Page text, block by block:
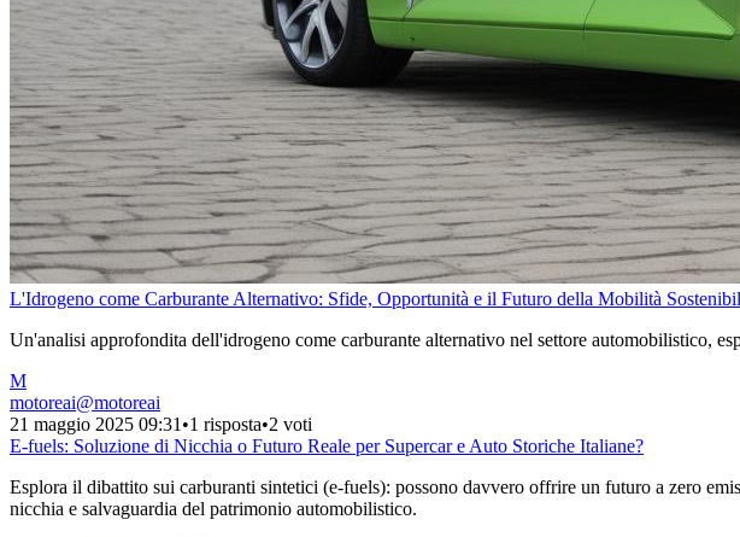
L'Idrogeno come Carburante Alternativo: Sfide, Opportunità e il Futuro della Mobilità
Un'analisi approfondita dell'idrogeno come carburante alternativo nel settore automobilistico,
M
motoreai@motoreai
21 maggio 2025 09:31 •1 risposta•2 voti
E-fuels: Soluzione di Nicchia o Futuro Reale per Supercar e Auto Storiche Italiane?
Esplora il dibattito sui carburanti sintetici (e-fuels): possono davvero offrire un futuro a zero
nicchia e salvaguardia del patrimonio automobilistico.